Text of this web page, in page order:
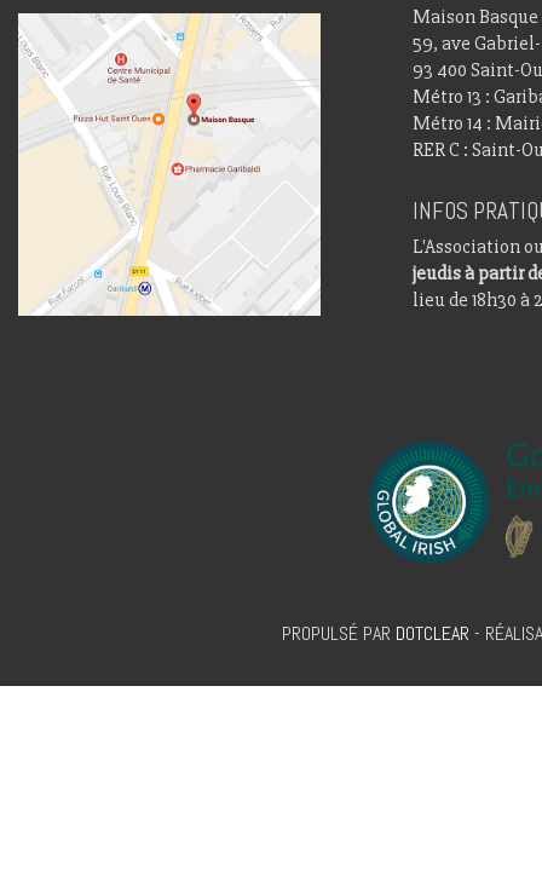
Maison Basque
59, ave
93 400 Saint-
Métro 13 :
Métro 14 :
RER C : Saint-
INFOS
L'Association
jeudis à partir
lieu de 18h30 à
PROPULSÉ PAR DOTCLEAR -